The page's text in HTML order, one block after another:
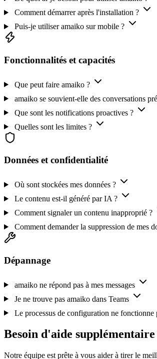
Comment démarrer après l'installation ?
Puis-je utiliser amaiko sur mobile ?
Fonctionnalités et capacités
Que peut faire amaiko ?
amaiko se souvient-elle des conversations
Que sont les notifications proactives ?
Quelles sont les limites ?
Données et confidentialité
Où sont stockées mes données ?
Le contenu est-il généré par IA ?
Comment signaler un contenu inapproprié ?
Comment demander la suppression de mes
Dépannage
amaiko ne répond pas à mes messages
Je ne trouve pas amaiko dans Teams
Le processus de configuration ne fonctionne
Besoin d'aide supplémentaire
Notre équipe est prête à vous aider à tirer le